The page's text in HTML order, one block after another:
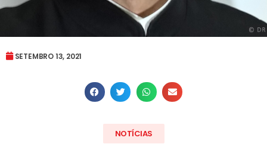
SETEMBRO 13, 2021
NOTÍCIAS